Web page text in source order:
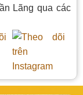
Lãng qua các